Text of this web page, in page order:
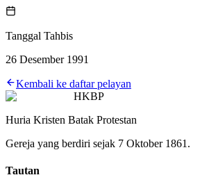
Tanggal Tahbis
26 Desember 1991
Kembali ke daftar pelayan
HKBP
Huria Kristen Batak Protestan
Gereja yang berdiri sejak 7 Oktober 1861.
Tautan